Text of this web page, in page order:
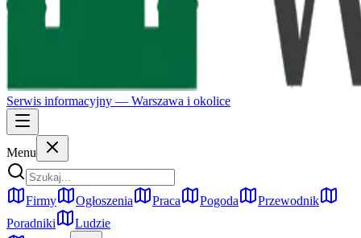
Serwis informacyjny — Warszawa i okolice
Menu
Firmy Ogłoszenia Praca Pogoda
Przewodnik
Poradniki
Ludzie